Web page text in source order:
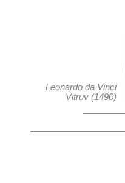
Leonardo da Vinci
Vitruv (1490)